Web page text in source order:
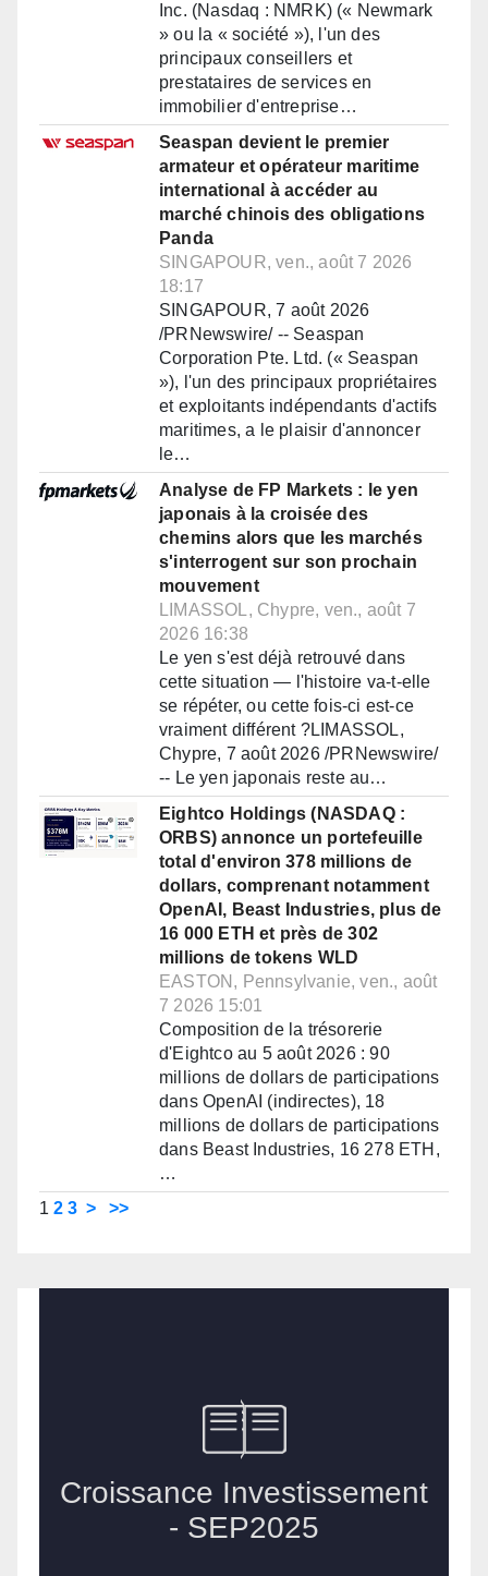
Inc. (Nasdaq : NMRK) (« Newmark
» ou la « société »), l'un des
principaux conseillers et
prestataires de services en
immobilier d'entreprise…
Seaspan devient le premier
armateur et opérateur maritime
international à accéder au
marché chinois des obligations
Panda
SINGAPOUR, ven., août 7 2026
18:17
SINGAPOUR, 7 août 2026
/PRNewswire/ -- Seaspan
Corporation Pte. Ltd. (« Seaspan
»), l'un des principaux propriétaires
et exploitants indépendants d'actifs
maritimes, a le plaisir d'annoncer
le…
Analyse de FP Markets : le yen
japonais à la croisée des
chemins alors que les marchés
s'interrogent sur son prochain
mouvement
LIMASSOL, Chypre, ven., août 7
2026 16:38
Le yen s'est déjà retrouvé dans
cette situation — l'histoire va-t-elle
se répéter, ou cette fois-ci est-ce
vraiment différent ?LIMASSOL,
Chypre, 7 août 2026 /PRNewswire/
-- Le yen japonais reste au…
Eightco Holdings (NASDAQ :
ORBS) annonce un portefeuille
total d'environ 378 millions de
dollars, comprenant notamment
OpenAI, Beast Industries, plus de
16 000 ETH et près de 302
millions de tokens WLD
EASTON, Pennsylvanie, ven., août
7 2026 15:01
Composition de la trésorerie
d'Eightco au 5 août 2026 : 90
millions de dollars de participations
dans OpenAI (indirectes), 18
millions de dollars de participations
dans Beast Industries, 16 278 ETH,
…
1 2 3 > >>